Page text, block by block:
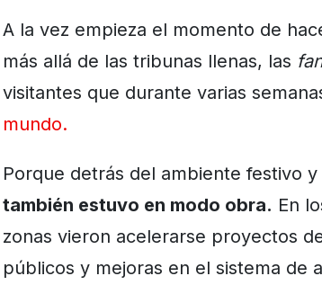
A la vez empieza el momento de
más allá de las tribunas llenas, las
visitantes que durante varias
mundo.
Porque detrás del ambiente festivo
también estuvo en modo obra. En
zonas vieron acelerarse proyectos
públicos y mejoras en el sistema de